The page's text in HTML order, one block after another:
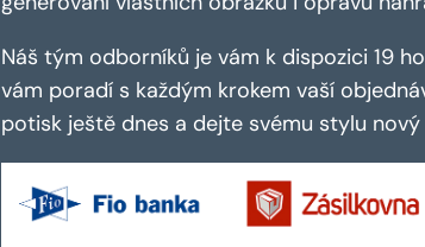
Náš tým odborníků je vám k dispozici 19
vám poradí s každým krokem vaší
potisk ještě dnes a dejte svému stylu